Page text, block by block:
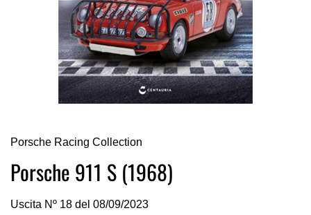
all'inizio
della
galleria
immagini
Porsche Racing Collection
Porsche 911 S (1968)
Uscita Nº 18 del 08/09/2023